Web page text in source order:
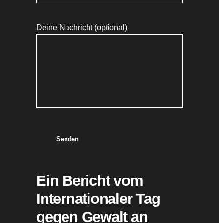
Deine Nachricht (optional)
Senden
Ein Bericht vom
Internationaler Tag
gegen Gewalt an